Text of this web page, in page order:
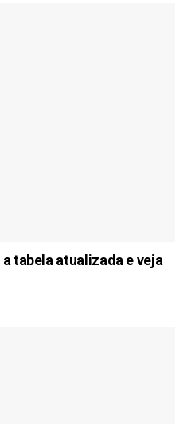
tabela atualizada e veja